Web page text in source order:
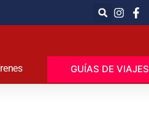
GUÍAS DE VIAJES